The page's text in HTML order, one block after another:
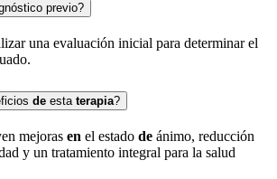
previo?
una evaluación inicial para determinar el
de esta terapia?
mejoras en el estado de ánimo, reducción
y un tratamiento integral para la salud